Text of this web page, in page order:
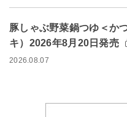
豚しゃぶ野菜鍋つゆ＜か
キ）2026年8月20日発売
2026.08.07